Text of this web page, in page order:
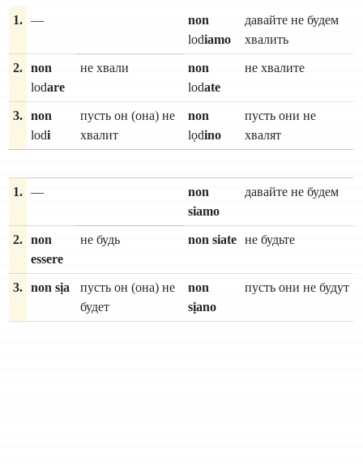
1. —
non
lodiamo
давайте не будем
хвалить
2.
non
lodare
не хвали
non
lodate
не хвалите
3.
non
lodi
пусть он (она) не
хвалит
non
lọdino
пусть они не
хвалят
1. —
non
siamo
давайте не будем
2.
non
essere
не будь non siate не будьте
3. non sịa
пусть он (она) не
будет
non
sịano
пусть они не будут